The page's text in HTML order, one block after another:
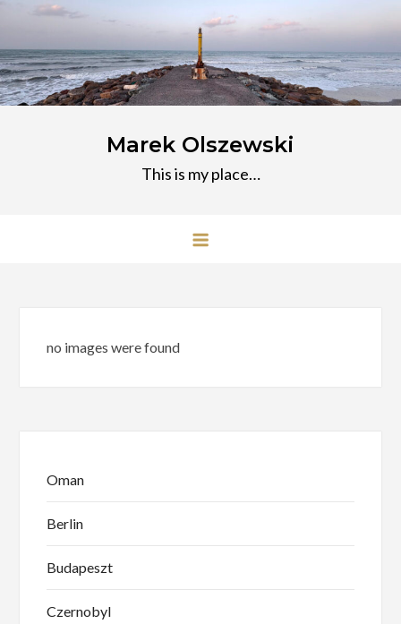
Przejdź
treści
Marek Olszewski
This is my place…
no images were found
Oman
Berlin
Budapeszt
Czernobyl